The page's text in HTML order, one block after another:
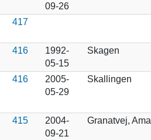
09-26
417
416
1992-
05-15
Skagen
416
2005-
05-29
Skallingen
415
2004-
09-21
Granatvej,